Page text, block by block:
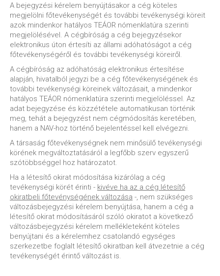
A bejegyzési kérelem benyújtásakor a cég köteles
megjelölni főtevékenységét és további tevékenységi köreit
azok mindenkor hatályos TEÁOR nómenklatúra szerinti
megjelölésével. A cégbíróság a cég bejegyzésekor
elektronikus úton értesíti az állami adóhatóságot a cég
főtevékenységéről és további tevékenységi köreiről.
A cégbíróság az adóhatóság elektronikus értesítése
alapján, hivatalból jegyzi be a cég főtevékenységének és
további tevékenységi köreinek változásait, a mindenkor
hatályos TEÁOR nómenklatúra szerinti megjelöléssel. Az
adat bejegyzése és közzététele automatikusan történik
meg, tehát a bejegyzést nem cégmódosítás keretében,
hanem a NAV-hoz történő bejelentéssel kell elvégezni.
A társaság főtevékenységnek nem minősülő tevékenységi
körének megváltoztatásáról a legfőbb szerv egyszerű
szótöbbséggel hoz határozatot.
Ha a létesítő okirat módosítása kizárólag a cég
tevékenységi körét érinti - kivéve ha az a cég létesítő
okiratbeli főtevénységének változása -, nem szükséges
változásbejegyzési kérelem benyújtása, hanem a cég a
létesítő okirat módosításáról szóló okiratot a következő
változásbejegyzési kérelem mellékleteként köteles
benyújtani és a kérelemhez csatolandó egységes
szerkezetbe foglalt létesítő okiratban kell átvezetnie a cég
tevékenységét érintő változást is.